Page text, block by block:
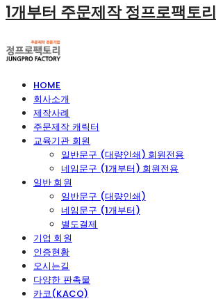
1개부터 주문제작 정프로팩토리
HOME
회사소개
제작사례
주문제작 캐릭터
교육기관 회원
일반문구 (대량인쇄) 회원전용
네임문구 (1개부터) 회원전용
일반 회원
일반문구 (대량인쇄)
네임문구 (1개부터)
별도결제
기업 회원
인증현황
오시는길
다양한 판촉물
카코(KACO)